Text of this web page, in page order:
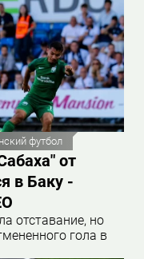
футбол
от
в Баку -
отставание, но
гола в